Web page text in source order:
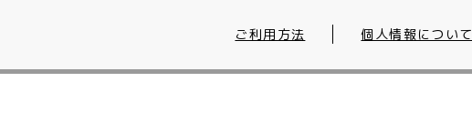
ご利用方法 個人情報について